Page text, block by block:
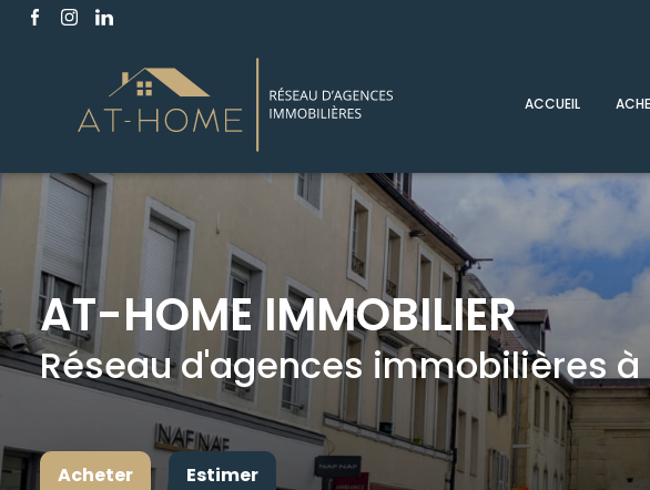
ACCUEIL
AT-HOME IMMOBILIER
Réseau d'agences immobilières à
Acheter Estimer